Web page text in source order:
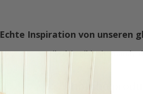
Echte Inspiration von unseren
Teile dein Bild mit
Ähnliche